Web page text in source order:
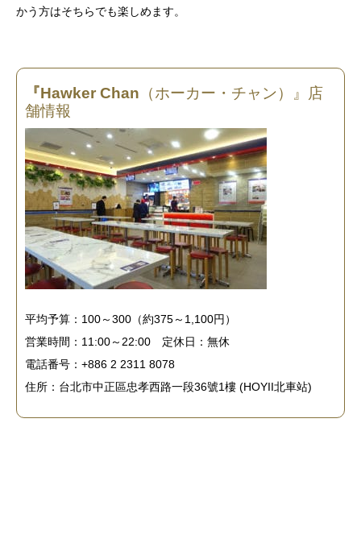
かう方はそちらでも楽しめます。
『Hawker Chan （ホーカー・チャン）』店
舗情報
平均予算：100～300（約375～1,100円）
営業時間：11:00～22:00 定休日：無休
電話番号：+886 2 2311 8078
住所：台北市中正區忠孝西路一段36號1樓 (HOYII北車站)